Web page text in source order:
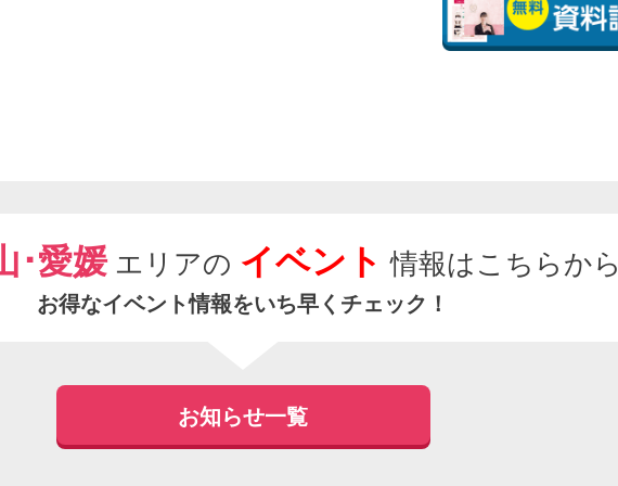
･愛媛エリアの イベント 情報はこちらから
お得なイベント情報をいち早くチェック！
お知らせ一覧